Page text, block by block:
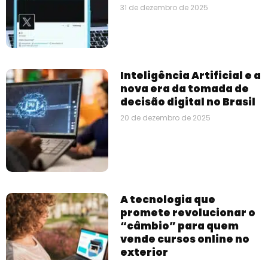
31 de dezembro de 2025
Inteligência Artificial e a
nova era da tomada de
decisão digital no Brasil
20 de dezembro de 2025
A tecnologia que
promete revolucionar o
“câmbio” para quem
vende cursos online no
exterior